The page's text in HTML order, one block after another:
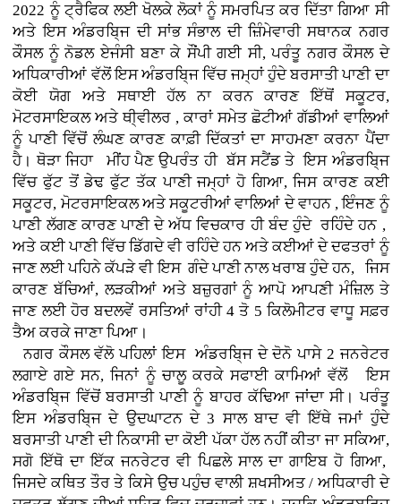
2022 ਨੂੰ ਟ੍ਰੈਫਿਕ ਲਈ ਖੋਲਕੇ ਲੋਕਾਂ ਨੂੰ ਸਮਰਪਿਤ ਕਰ ਦਿੱਤਾ ਗਿਆ ਸੀ
ਅਤੇ ਇਸ ਅੰਡਰਬਿ੍ਜ ਦੀ ਸਾਂਭ ਸੰਭਾਲ ਦੀ ਜ਼ਿੰਮੇਵਾਰੀ ਸਥਾਨਕ ਨਗਰ
ਕੌਸਲ ਨੂੰ ਨੋਡਲ ਏਜੰਸੀ ਬਣਾ ਕੇ ਸੌਂਪੀ ਗਈ ਸੀ, ਪਰੰਤੂ ਨਗਰ ਕੌਸਲ ਦੇ
ਅਧਿਕਾਰੀਆਂ ਵੱਲੋਂ ਇਸ ਅੰਡਰਬਿ੍ਜ ਵਿੱਚ ਜਮ੍ਹਾਂ ਹੁੰਦੇ ਬਰਸਾਤੀ ਪਾਣੀ ਦਾ
ਕੋਈ ਯੋਗ ਅਤੇ ਸਥਾਈ ਹੱਲ ਨਾ ਕਰਨ ਕਾਰਣ ਇੱਥੋਂ ਸਕੂਟਰ,
ਮੋਟਰਸਾਇਕਲ ਅਤੇ ਥੀ੍ਵੀਲਰ , ਕਾਰਾਂਸਮੇਤ ਛੋਟੀਆਂ ਗੱਡੀਆਂ ਵਾਲਿਆਂ
ਨੂੰ ਪਾਣੀ ਵਿੱਚੋਂ ਲੰਘਣ ਕਾਰਣ ਕਾਫ਼ੀ ਦਿੱਕਤਾਂ ਦਾ ਸਾਹਮਣਾ ਕਰਨਾ ਪੈਂਦਾ
ਹੈ। ਥੋੜਾ ਜਿਹਾ ਮੀਂਹ ਪੈਣ ਉਪਰੰਤ ਹੀ ਬੱਸ ਸਟੈਂਡ ਤੇ ਇਸ ਅੰਡਰਬਿ੍ਜ
ਵਿੱਚ ਫੁੱਟ ਤੋਂ ਡੇਢ ਫੁੱਟ ਤੱਕ ਪਾਣੀ ਜਮ੍ਹਾਂ ਹੋ ਗਿਆ, ਜਿਸ ਕਾਰਣ ਕਈ
ਸਕੂਟਰ, ਮੋਟਰਸਾਇਕਲ ਅਤੇ ਸਕੂਟਰੀਆਂ ਵਾਲਿਆਂ ਦੇ ਵਾਹਨ , ਇੰਜਣ ਨੂੰ
ਪਾਣੀ ਲੱਗਣ ਕਾਰਣ ਪਾਣੀ ਦੇ ਅੱਧ ਵਿਚਕਾਰ ਹੀ ਬੰਦ ਹੁੰਦੇ ਰਹਿੰਦੇ ਹਨ ,
ਅਤੇ ਕਈ ਪਾਣੀ ਵਿੱਚ ਡਿੱਗਦੇ ਵੀ ਰਹਿੰਦੇ ਹਨ ਅਤੇ ਕਈਆਂ ਦੇ ਦਫਤਰਾਂ ਨੂੰ
ਜਾਣ ਲਈ ਪਹਿਨੇ ਕੱਪੜੇ ਵੀ ਇਸ ਗੰਦੇ ਪਾਣੀ ਨਾਲ ਖਰਾਬ ਹੁੰਦੇ ਹਨ, ਜਿਸ
ਕਾਰਣ ਬੱਚਿਆਂ, ਲੜਕੀਆਂ ਅਤੇ ਬਜ਼ੁਰਗਾਂ ਨੂੰ ਆਪੋ ਆਪਣੀ ਮੰਜ਼ਿਲ ਤੇ
ਜਾਣ ਲਈ ਹੋਰ ਬਦਲਵੇਂ ਰਸਤਿਆਂ ਰਾਂਹੀ 4 ਤੋ 5 ਕਿਲੋਮੀਟਰ ਵਾਧੂ ਸਫ਼ਰ
ਤੈਅ ਕਰਕੇ ਜਾਣਾ ਪਿਆ।
ਨਗਰ ਕੌਸਲ ਵੱਲੋ ਪਹਿਲਾਂ ਇਸ ਅੰਡਰਬਿ੍ਜ ਦੇ ਦੋਨੋ ਪਾਸੇ 2 ਜਨਰੇਟਰ
ਲਗਾਏ ਗਏ ਸਨ, ਜਿਨਾਂ ਨੂੰ ਚਾਲੂ ਕਰਕੇ ਸਫਾਈ ਕਾਮਿਆਂ ਵੱਲੋਂ ਇਸ
ਅੰਡਰਬਿ੍ਜ ਵਿੱਚੋਂ ਬਰਸਾਤੀ ਪਾਣੀ ਨੂੰ ਬਾਹਰ ਕੱਢਿਆ ਜਾਂਦਾ ਸੀ। ਪਰੰਤੂ
ਇਸ ਅੰਡਰਬਿ੍ਜ ਦੇ ਉਦਘਾਟਨ ਦੇ 3 ਸਾਲ ਬਾਦ ਵੀ ਇੱਥੇ ਜਮਾਂ ਹੁੰਦੇ
ਬਰਸਾਤੀ ਪਾਣੀ ਦੀ ਨਿਕਾਸੀ ਦਾ ਕੋਈ ਪੱਕਾ ਹੱਲ ਨਹੀਂ ਕੀਤਾ ਜਾ ਸਕਿਆ,
ਸਗੋ ਇੱਥੋ ਦਾ ਇੱਕ ਜਨਰੇਟਰ ਵੀ ਪਿਛਲੇ ਸਾਲ ਦਾ ਗਾਇਬ ਹੋ ਗਿਆ,
ਜਿਸਦੇ ਕਥਿਤ ਤੌਰ ਤੇ ਕਿਸੇ ਉਚ ਪਹੁੰਚ ਵਾਲੀ ਸ਼ਖਸੀਅਤ / ਅਧਿਕਾਰੀ ਦੇ